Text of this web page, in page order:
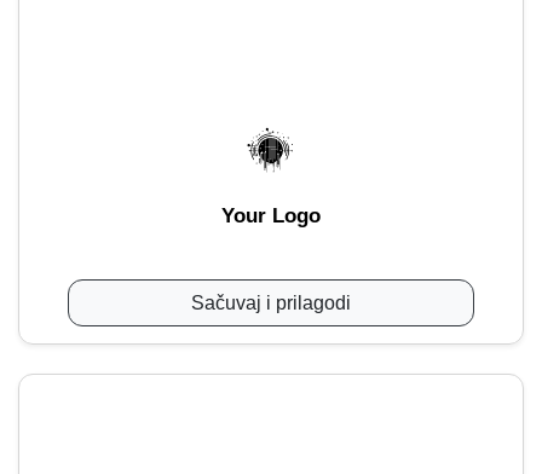
Your Logo
Sačuvaj i prilagodi